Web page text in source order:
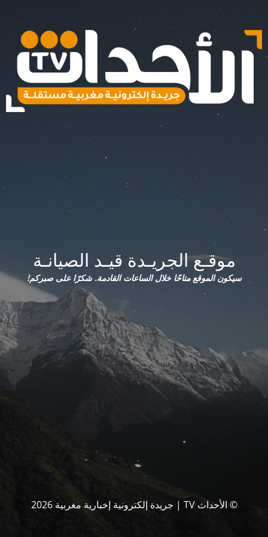
موقـع الجريـدة قيـد الصيانـة
سيكون الموقع متاحًا خلال الساعات القادمة. شكرًا على صبركم!
© الأحداث TV | جريدة إلكترونية إخبارية مغربية 2026